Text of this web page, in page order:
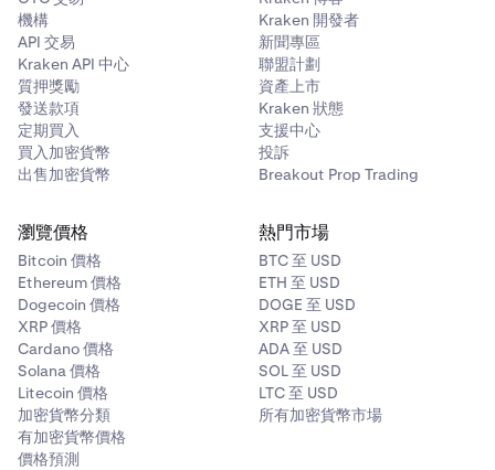
機構
API 交易
Kraken API 中心
質押獎勵
發送款項
定期買入
買入加密貨幣
出售加密貨幣
Kraken 開發者
新聞專區
聯盟計劃
資產上市
Kraken 狀態
支援中心
投訴
Breakout Prop Trading
瀏覽價格
Bitcoin 價格
Ethereum 價格
Dogecoin 價格
XRP 價格
Cardano 價格
Solana 價格
Litecoin 價格
加密貨幣分類
有加密貨幣價格
價格預測
熱門市場
BTC 至 USD
ETH 至 USD
DOGE 至 USD
XRP 至 USD
ADA 至 USD
SOL 至 USD
LTC 至 USD
所有加密貨幣市場